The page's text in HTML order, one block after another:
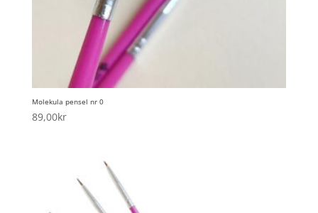
Molekula pensel nr 0
89,00kr